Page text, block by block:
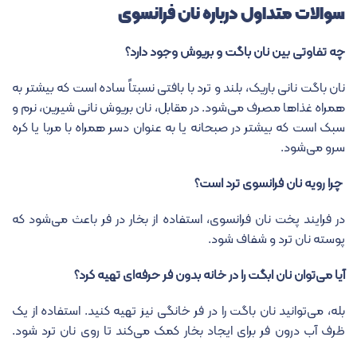
سوالات متداول درباره نان فرانسوی
چه تفاوتی بین نانباگتو بریوش وجود دارد؟
نان باگت نانی باریک، بلند و ترد با بافتی نسبتاً ساده است که بیشتر به
همراه غذاها مصرف می‌شود. در مقابل، نان بریوش نانی شیرین، نرم و
سبک است که بیشتر در صبحانه یا به عنوان دسر همراه با مربا یا کره
سرو می‌شود.
چرا رویه نان فرانسوی ترد است؟
در فرایند پخت نان فرانسوی، استفاده از بخار در فر باعث می‌شود که
پوسته نان ترد و شفاف شود.
آیا می‌توان نان ابگت را در خانه بدون فر حرفه‌ای تهیه کرد؟
بله، می‌توانید نان باگت را در فر خانگی نیز تهیه کنید. استفاده از یک
ظرف آب درون فر برای ایجاد بخار کمک می‌کند تا روی نان ترد شود.